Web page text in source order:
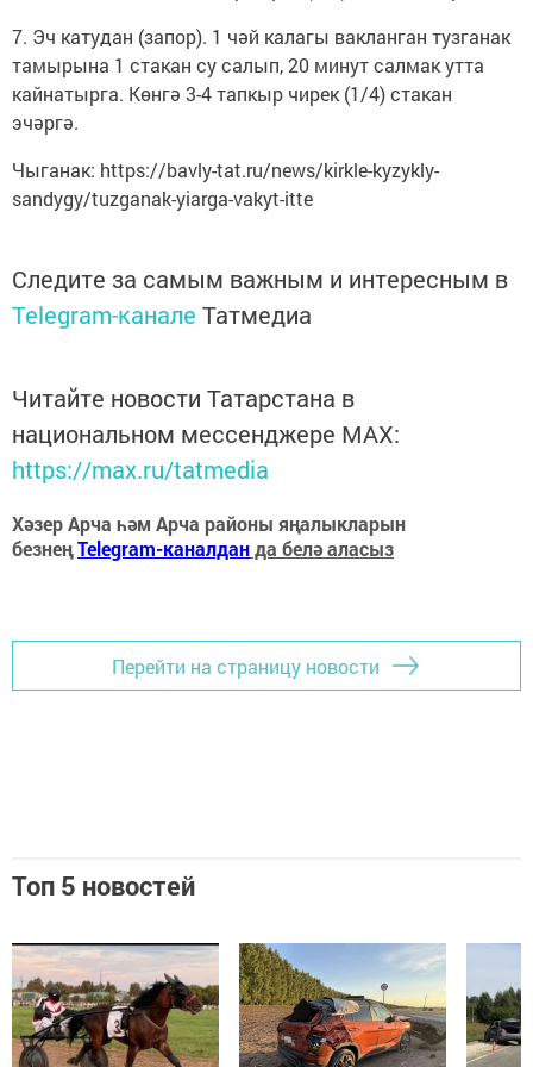
7. Эч катудан (запор). 1 чәй калагы вакланган тузганак
тамырына 1 стакан су салып, 20 минут салмак утта
кайнатырга. Көнгә 3-4 тапкыр чирек (1/4) стакан
эчәргә.
Чыганак: https://bavly-tat.ru/news/kirkle-kyzykly-
sandygy/tuzganak-yiarga-vakyt-itte
Следите за самым важным и интересным в
Telegram-канале Татмедиа
Читайте новости Татарстана в
национальном мессенджере MАХ:
https://max.ru/tatmedia
Хәзер Арча һәм Арча районы яңалыкларын
безнеңTelegram-каналданда белә аласыз
Перейти на страницу новости
Топ 5 новостей